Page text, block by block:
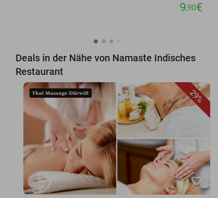
9,90€
Deals in der Nähe von Namaste Indisches
Restaurant
29%
favorite_border